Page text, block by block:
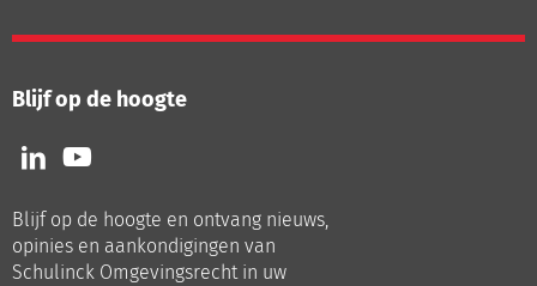
Blijf op de hoogte
Volg
ons
LinkedIn
Volg
ons
Youtube
Blijf op de hoogte en ontvang nieuws,
opinies en aankondigingen van
Schulinck Omgevingsrecht in uw